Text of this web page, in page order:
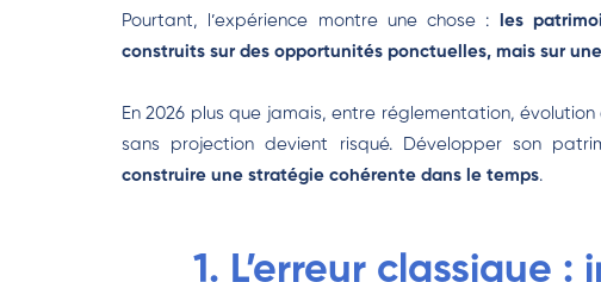
Pourtant, l’expérience montre une chose :
les
construits sur des opportunités ponctuelles, mais sur
En 2026 plus que jamais, entre réglementation,
sans projection devient risqué. Développer son
construire une stratégie cohérente dans le temps.
1. L’erreur classique